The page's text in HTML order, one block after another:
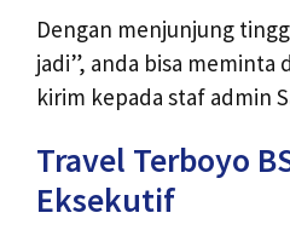
Dengan menjunjung
jadi”, anda bisa meminta
kirim kepada staf admin
Travel Terboyo
Eksekutif